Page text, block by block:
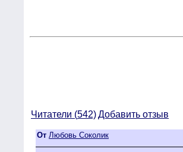
Читатели (542)Добавить отзыв
От Любовь Соколик